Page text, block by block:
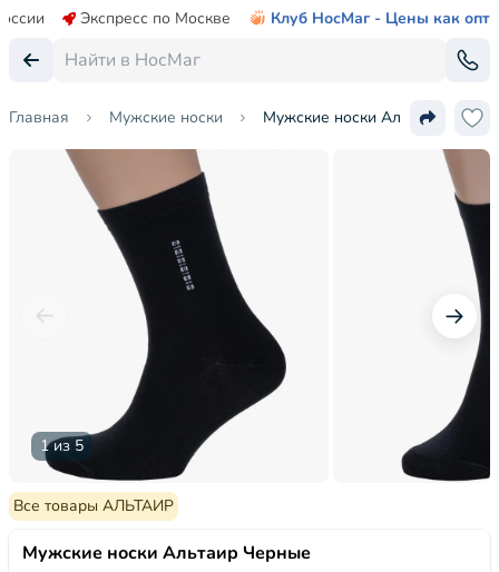
Экспресс по Москве Клуб НосМаг - Цены как опт
Главная Мужские носки Мужские носки Альтаир
1 из 5
Все товары АЛЬТАИР
Мужские носки Альтаир Черные